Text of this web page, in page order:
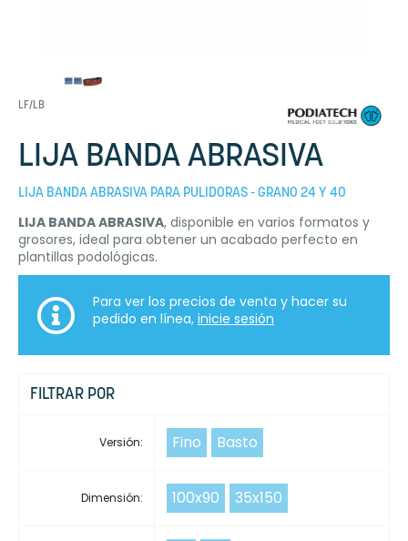
LF/LB
LIJA BANDA ABRASIVA
LIJA BANDA ABRASIVA PARA PULIDORAS - GRANO 24 Y 40
LIJA BANDA ABRASIVA, disponible en varios formatos y
grosores, ideal para obtener un acabado perfecto en
plantillas podológicas.
Para ver los precios de venta y hacer su
pedido en línea, inicie sesión
FILTRAR POR
Versión: Fino Basto
Dimensión: 100x90 35x150